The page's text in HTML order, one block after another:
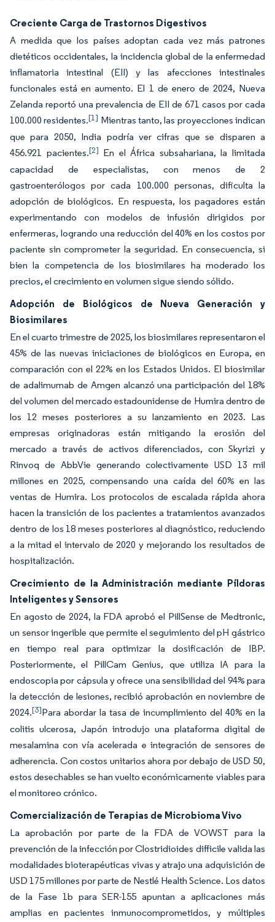
Creciente Carga de Trastornos Digestivos
A medida que los países adoptan cada vez más patrones
dietéticos occidentales, la incidencia global de la enfermedad
inflamatoria intestinal (EII) y las afecciones intestinales
funcionales está en aumento. El 1 de enero de 2024, Nueva
Zelanda reportó una prevalencia de EII de 671 casos por cada
100.000 residentes.[1] Mientras tanto, las proyecciones indican
que para 2050, India podría ver cifras que se disparen a
456.921 pacientes.[2] En el África subsahariana, la limitada
capacidad de especialistas, con menos de 2
gastroenterólogos por cada 100.000 personas, dificulta la
adopción de biológicos. En respuesta, los pagadores están
experimentando con modelos de infusión dirigidos por
enfermeras, logrando una reducción del 40% en los costos por
paciente sin comprometer la seguridad. En consecuencia, si
bien la competencia de los biosimilares ha moderado los
precios, el crecimiento en volumen sigue siendo sólido.
Adopción de Biológicos de Nueva Generación y
Biosimilares
En el cuarto trimestre de 2025, los biosimilares representaron el
45% de las nuevas iniciaciones de biológicos en Europa, en
comparación con el 22% en los Estados Unidos. El biosimilar
de adalimumab de Amgen alcanzó una participación del 18%
del volumen del mercado estadounidense de Humira dentro de
los 12 meses posteriores a su lanzamiento en 2023. Las
empresas originadoras están mitigando la erosión del
mercado a través de activos diferenciados, con Skyrizi y
Rinvoq de AbbVie generando colectivamente USD 13 mil
millones en 2025, compensando una caída del 60% en las
ventas de Humira. Los protocolos de escalada rápida ahora
hacen la transición de los pacientes a tratamientos avanzados
dentro de los 18 meses posteriores al diagnóstico, reduciendo
a la mitad el intervalo de 2020 y mejorando los resultados de
hospitalización.
Crecimiento de la Administración mediante Píldoras
Inteligentes y Sensores
En agosto de 2024, la FDA aprobó el PillSense de Medtronic,
un sensor ingerible que permite el seguimiento del pH gástrico
en tiempo real para optimizar la dosificación de IBP.
Posteriormente, el PillCam Genius, que utiliza IA para la
endoscopia por cápsula y ofrece una sensibilidad del 94% para
la detección de lesiones, recibió aprobación en noviembre de
2024.[3]Para abordar la tasa de incumplimiento del 40% en la
colitis ulcerosa, Japón introdujo una plataforma digital de
mesalamina con vía acelerada e integración de sensores de
adherencia. Con costos unitarios ahora por debajo de USD 50,
estos desechables se han vuelto económicamente viables para
el monitoreo crónico.
Comercialización de Terapias de Microbioma Vivo
La aprobación por parte de la FDA de VOWST para la
prevención de la infección por Clostridioides difficile valida las
modalidades bioterapéuticas vivas y atrajo una adquisición de
USD 175 millones por parte de Nestlé Health Science. Los datos
de la Fase 1b para SER-155 apuntan a aplicaciones más
amplias en pacientes inmunocomprometidos, y múltiples